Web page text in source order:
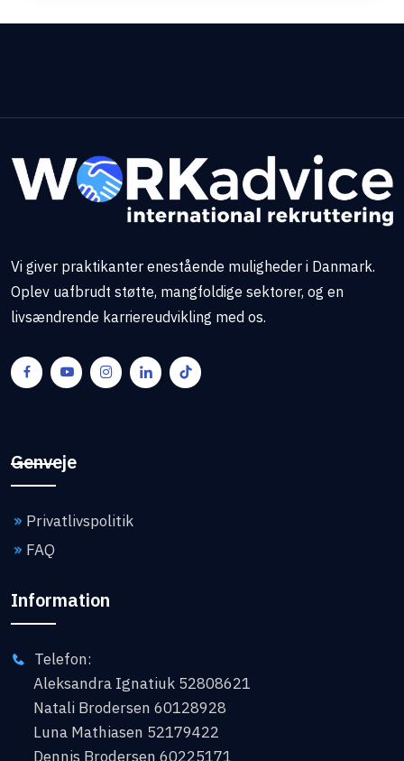
Vi giver praktikanter enestående muligheder i Danmark.
Oplev uafbrudt støtte, mangfoldige sektorer, og en
livsændrende karriereudvikling med os.
Genveje
Privatlivspolitik
FAQ
Information
Telefon:
Aleksandra Ignatiuk 52808621
Natali Brodersen 60128928
Luna Mathiasen 52179422
Dennis Brodersen 60225171